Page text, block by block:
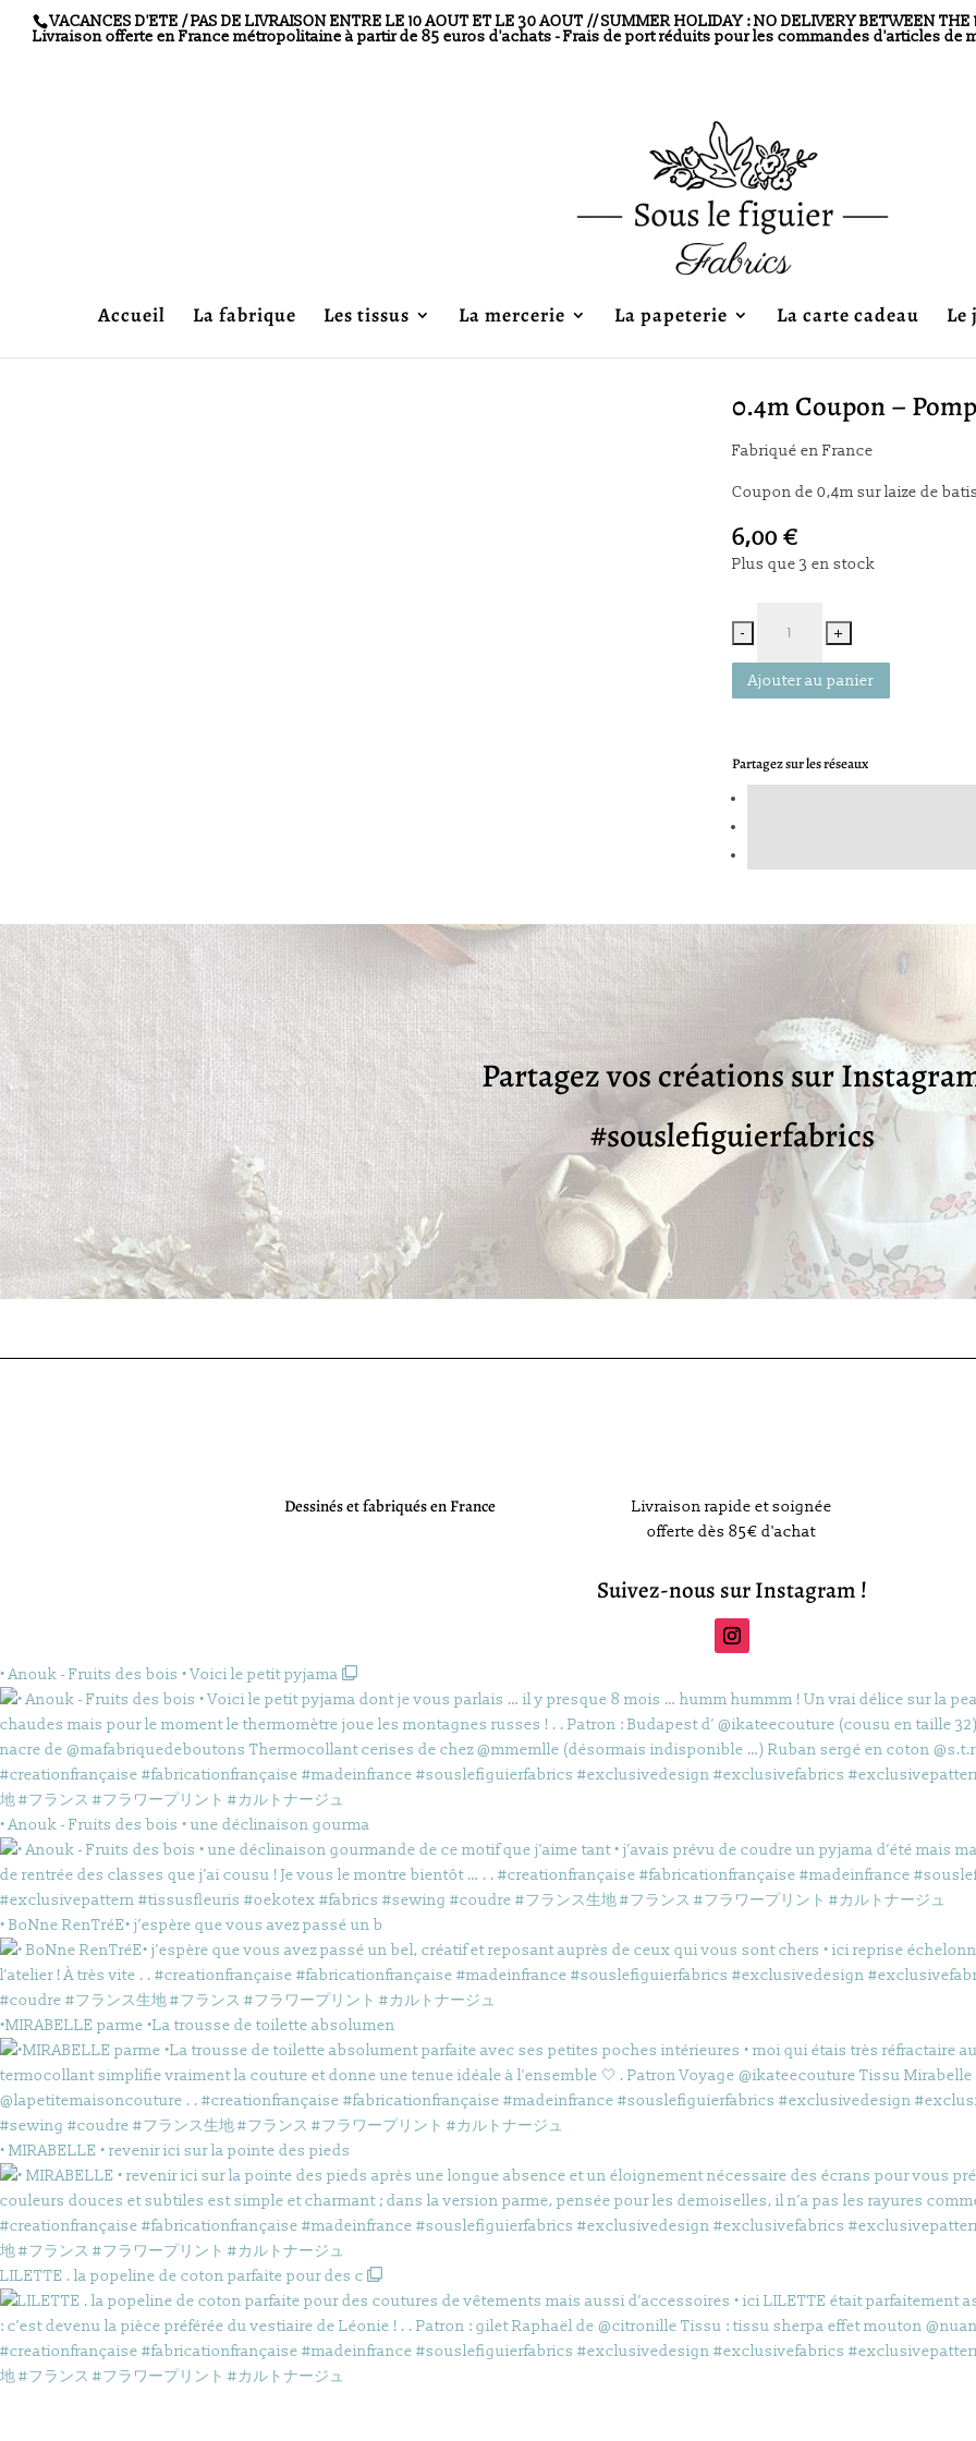
VACANCES D'ETE / PAS DE LIVRAISON ENTRE LE 10 AOUT ET LE 30 AOUT // SUMMER HOLIDAY : NO DELIVERY BETWEEN THE
Livraison offerte en France métropolitaine à partir de 85 euros d'achats - Frais de port réduits pour les commandes d'articles de
Accueil La fabrique Les tissus La mercerie La papeterie La carte cadeau Le
0.4m Coupon –
Fabriqué en France
Coupon de 0,4m sur laize de
6,00 €
Plus que 3 en stock
Ajouter au panier
Partagez sur les réseaux
Partagez vos créations sur
#souslefiguierfabrics
Dessinés et fabriqués en France
Livraison rapide et soignée
offerte dès 85€ d'achat
Suivez-nous sur Instagram !
• Anouk - Fruits des bois • Voici le petit pyjama
• Anouk - Fruits des bois • une déclinaison gourma
• BoNne RenTréE• j’espère que vous avez passé un b
•MIRABELLE parme •La trousse de toilette absolumen
• MIRABELLE • revenir ici sur la pointe des pieds
LILETTE . la popeline de coton parfaite pour des c